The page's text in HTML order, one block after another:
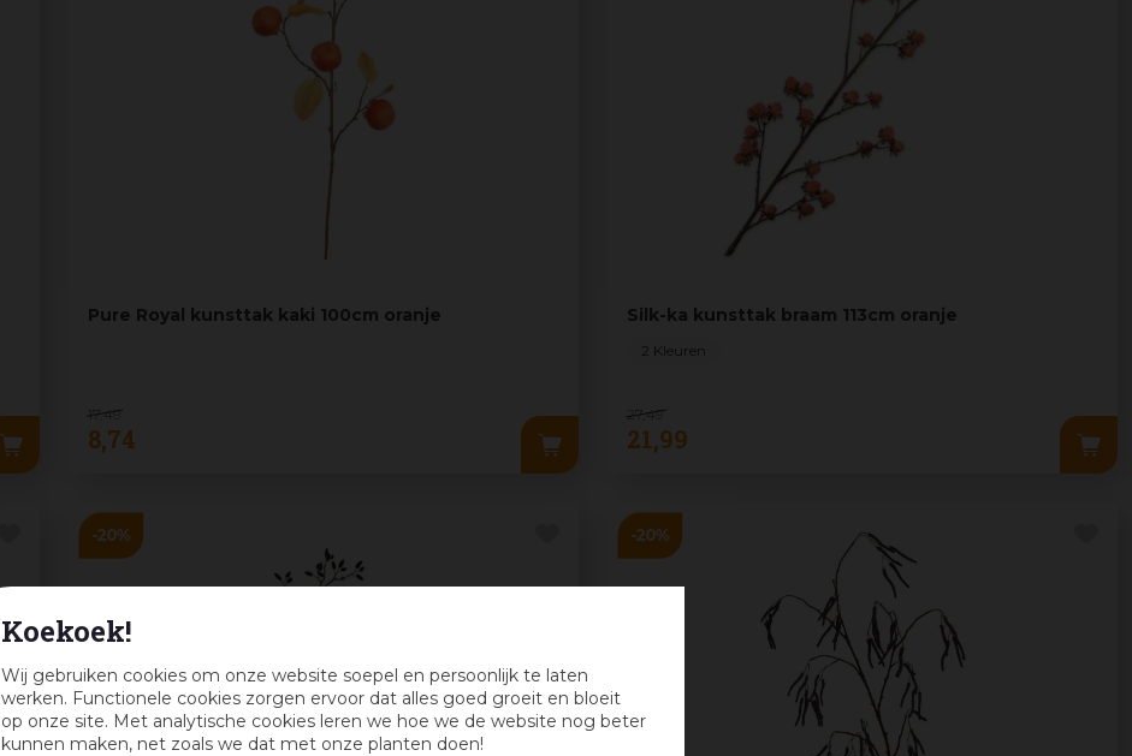
Koekoek!
Wij gebruiken cookies om onze website soepel en persoonlijk te laten
werken. Functionele cookies zorgen ervoor dat alles goed groeit en bloeit
op onze site. Met analytische cookies leren we hoe we de website nog beter
kunnen maken, net zoals we dat met onze planten doen!
Pure Royal kunsttak kaki 100cm oranje
17 49
8,74
Silk-ka kunsttak braam 113cm oranje
27, 49
21,99
2 Kleuren